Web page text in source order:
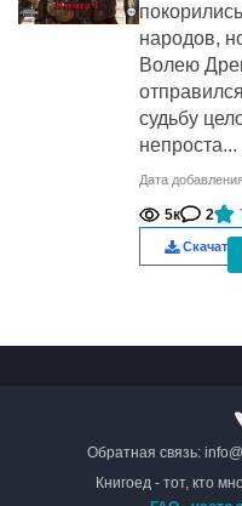
народов,
Волею
судьбу
непроста...
Дата
5к 2
Скачать
Обратная связь:
Книгоед - тот, кто